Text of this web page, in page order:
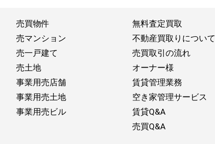
売買物件
売マンション
売一戸建て
売土地
事業用売店舗
事業用売土地
事業用売ビル
無料査定買取
不動産買取りについて
売買取引の流れ
オーナー様
賃貸管理業務
空き家管理サービス
賃貸Q&A
売買Q&A